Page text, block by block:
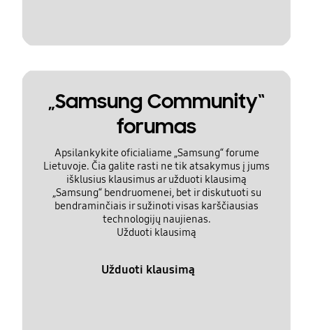
„Samsung Community“
forumas
Apsilankykite oficialiame „Samsung“ forume
Lietuvoje. Čia galite rasti ne tik atsakymus į jums
išklusius klausimus ar užduoti klausimą
„Samsung“ bendruomenei, bet ir diskutuoti su
bendraminčiais ir sužinoti visas karščiausias
technologijų naujienas.
Užduoti klausimą
Užduoti klausimą